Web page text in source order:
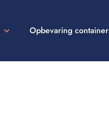
Opbevaring container